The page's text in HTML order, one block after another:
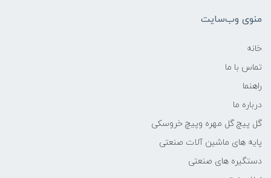
منوی وب‌سایت
خانه
تماس با ما
راهنما
درباره ما
گل پیچ گل مهره وپیچ خروسکی
پایه های ماشین آلات صنعتی
دستگیره های صنعتی